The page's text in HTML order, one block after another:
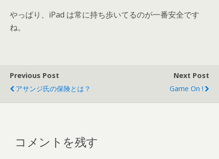
やっぱり、iPad は常に持ち歩いてるのが一番安全です
ね。
Previous Post
アサンジ氏の保険とは？
Next Post
Game On !
コメントを残す